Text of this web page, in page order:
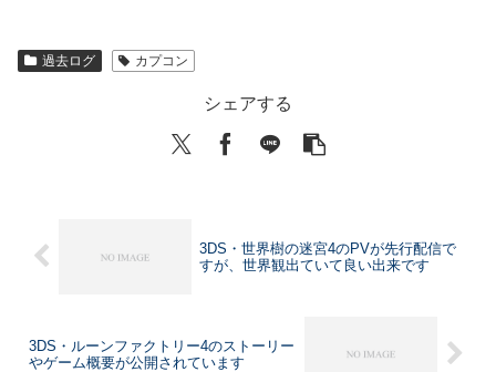
過去ログ カプコン
シェアする
3DS・世界樹の迷宮4のPVが先行配信で
すが、世界観出ていて良い出来です
3DS・ルーンファクトリー4のストーリー
やゲーム概要が公開されています